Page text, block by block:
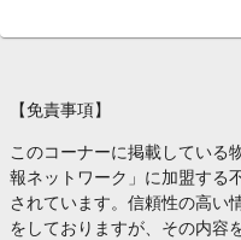
【免責事項】
このコーナーに掲載している
報ネットワーク」に加盟する
されています。信頼性の高い
をしておりますが、その内容